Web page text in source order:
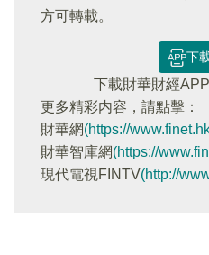
方可轉載。
下
下載財華財經
更多精彩内容，請點擊：
財華網(https://
財華智庫網(https://
現代電視FINTV(http://